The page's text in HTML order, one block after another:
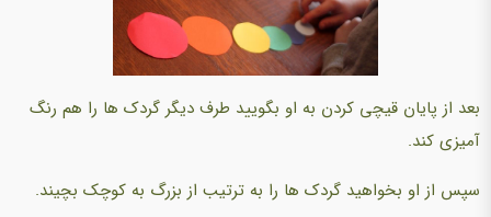
بعد از پایان قیچی کردن به او بگویید طرف دیگر گردک ها را هم رنگ
آمیزی کند.
سپس از او بخواهید گردک ها را به ترتیب از بزرگ به کوچک بچیند.